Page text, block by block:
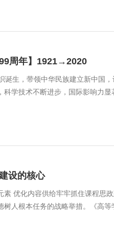
99周年】1921→2020
诞生，带领中华民族建立新中国
科学技术不断进步，国际影响力
设的核心
元素 优化内容供给牢牢抓住课
人根本任务的战略举措。《高